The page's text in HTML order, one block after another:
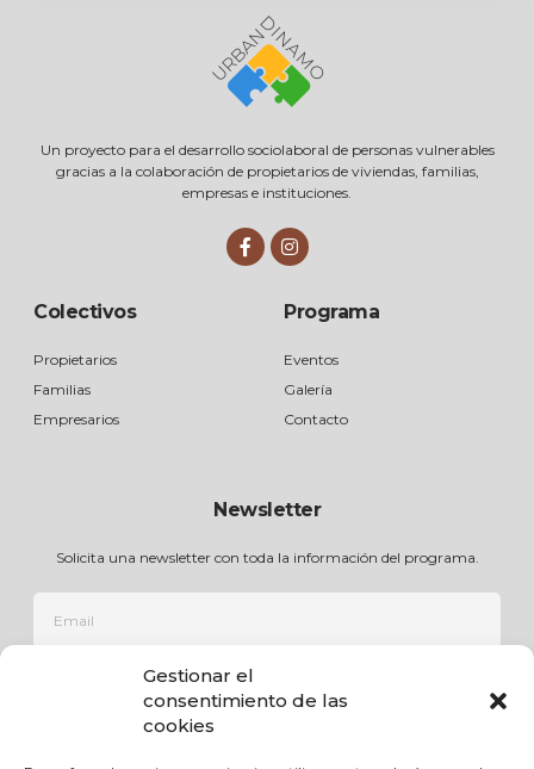
Gestionar el
consentimiento de las
cookies
Un proyecto para el desarrollo sociolaboral de personas vulnerables
gracias a la colaboración de propietarios de viviendas, familias,
empresas e instituciones.
Colectivos
Propietarios
Familias
Empresarios
Programa
Eventos
Galería
Contacto
Newsletter
Solicita una newsletter con toda la información del programa.